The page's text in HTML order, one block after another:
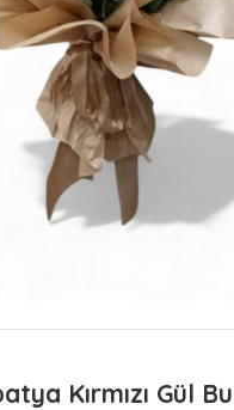
Kırmızı Gül